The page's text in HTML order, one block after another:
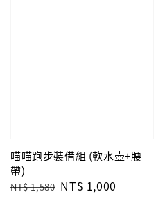
喵喵跑步裝備組 (軟水壺+腰
帶)
Regular
NT$ 1,580 Sale
NT$ 1,000